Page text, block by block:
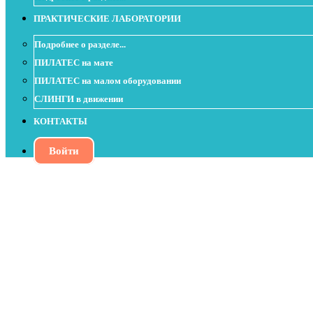
ПРАКТИЧЕСКИЕ ЛАБОРАТОРИИ
Подробнее о разделе...
ПИЛАТЕС на мате
ПИЛАТЕС на малом оборудовании
СЛИНГИ в движении
КОНТАКТЫ
Войти